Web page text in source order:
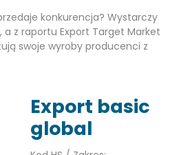
konkurencja? Wystarczy
a z raportu Export Target Market
swoje wyroby producenci z
Export basic
global